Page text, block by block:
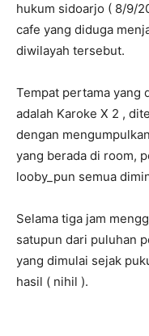
hukum sidoarjo ( 8/9/
cafe yang diduga
diwilayah tersebut.
Tempat pertama yang
adalah Karoke X 2 ,
dengan
yang berada di room,
looby_pun semua
Selama tiga jam
satupun dari puluhan
yang dimulai sejak
hasil ( nihil ).